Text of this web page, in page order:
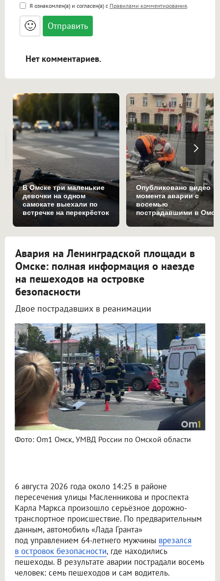
<b>, <strong>, <u>, <i>, <em>, <s>, <big>,
<small>, <sup>, <sub>, <pre>, <ul>, <ol>, <li>,
<blockquote>, <code> экранирует HTML,
адреса URL автоматически становятся
ссылками, и [img]адрес[/img] будет
Я ознакомлен(а) и согласен(а) с Правилами комментирования
🙂
Нет комментариев.
В Омске три маленькие
девочки на одном
самокате выехали по
встречке на перекрёсток
Опубликовано видео
момента аварии с
восемью
пострадавшими в
Авария на Ленинградской площади в
Омске: полная информация о наезде
на пешеходов на островке
безопасности
Двое пострадавших в реанимации
Фото: Om1 Омск, УМВД России по Омской области
6 августа 2026 года около 14:25 в районе
пересечения улицы Масленникова и проспекта
Карла Маркса произошло серьёзное дорожно-
транспортное происшествие. По предварительным
данным, автомобиль «Лада Гранта»
под управлением 64-летнего мужчины врезался
в островок безопасности, где находились
пешеходы. В результате аварии пострадали восемь
человек: семь пешеходов и сам водитель.